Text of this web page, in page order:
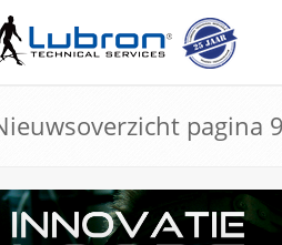
pagina 9